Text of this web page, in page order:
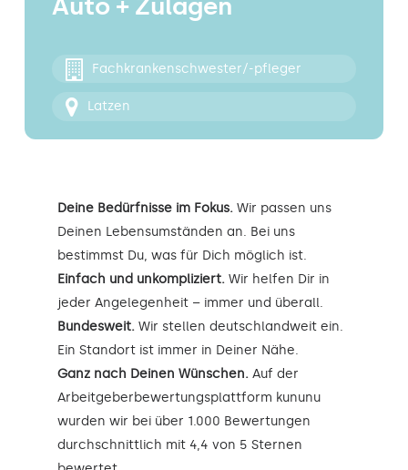
Kontakt
Auto + Zulagen
Fachkrankenschwester/-pfleger
Latzen
Deine Bedürfnisse im Fokus. Wir passen uns
Deinen Lebensumständen an. Bei uns
bestimmst Du, was für Dich möglich ist.
Einfach und unkompliziert. Wir helfen Dir in
jeder Angelegenheit – immer und überall.
Bundesweit. Wir stellen deutschlandweit ein.
Ein Standort ist immer in Deiner Nähe.
Ganz nach Deinen Wünschen. Auf der
Arbeitgeberbewertungsplattform kununu
wurden wir bei über 1.000 Bewertungen
durchschnittlich mit 4,4 von 5 Sternen